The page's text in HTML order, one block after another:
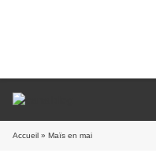
Accueil » Maïs en mai